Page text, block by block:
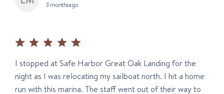
3 months ago
I stopped at Safe Harbor Great Oak Landing for the
night as I was relocating my sailboat north. I hit a home
run with this marina. The staff went out of their way to